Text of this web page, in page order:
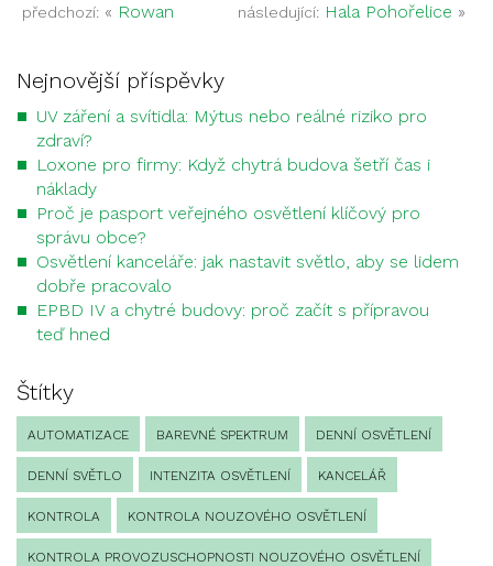
předchozí: « Rowan následující: Hala Pohořelice »
Nejnovější příspěvky
UV záření a svítidla: Mýtus nebo reálné riziko pro
zdraví?
Loxone pro firmy: Když chytrá budova šetří čas i
náklady
Proč je pasport veřejného osvětlení klíčový pro
správu obce?
Osvětlení kanceláře: jak nastavit světlo, aby se lidem
dobře pracovalo
EPBD IV a chytré budovy: proč začít s přípravou
teď hned
Štítky
AUTOMATIZACE BAREVNÉ SPEKTRUM DENNÍ OSVĚTLENÍ
DENNÍ SVĚTLO INTENZITA OSVĚTLENÍ KANCELÁŘ
KONTROLA KONTROLA NOUZOVÉHO OSVĚTLENÍ
KONTROLA PROVOZUSCHOPNOSTI NOUZOVÉHO OSVĚTLENÍ